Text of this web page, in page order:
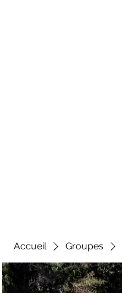
Accueil Groupes